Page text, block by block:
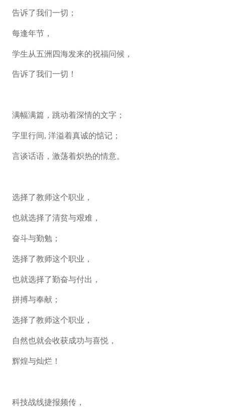
告诉了我们一切；
每逢年节，
学生从五洲四海发来的祝福问候，
告诉了我们一切！
满幅满篇，跳动着深情的文字；
字里行间, 洋溢着真诚的惦记；
言谈话语，激荡着炽热的情意。
选择了教师这个职业，
也就选择了清贫与艰难，
奋斗与勤勉；
选择了教师这个职业，
也就选择了勤奋与付出，
拼搏与奉献；
选择了教师这个职业，
自然也就会收获成功与喜悦，
辉煌与灿烂！
科技战线捷报频传，